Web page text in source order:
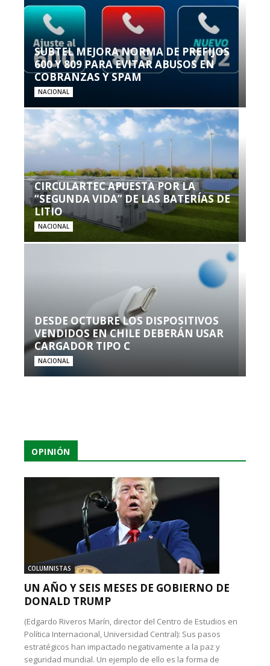
SUBTEL MEJORA NORMA DE PREFIJOS
600 Y 809 PARA EVITAR ABUSOS EN
COBRANZAS Y SPAM
NACIONAL
CIRCULARTEC APUESTA POR LA
“SEGUNDA VIDA” DE LAS BATERÍAS DE
LITIO
NACIONAL
DESDE OCTUBRE LOS DISPOSITIVOS
VENDIDOS EN CHILE DEBERÁN USAR
CARGADOR TIPO C
NACIONAL
OPINIÓN
COLUMNISTAS
UN AÑO Y SEIS MESES DE GOBIERNO DE
DONALD TRUMP
(Edgardo Riveros Marín, director del Centro de Estudios en
Política Internacional, Universidad Central): Sus pasos
estratégicos han impactado negativamente a la paz y
seguridad mundial. Un ejemplo de ello es la forma de